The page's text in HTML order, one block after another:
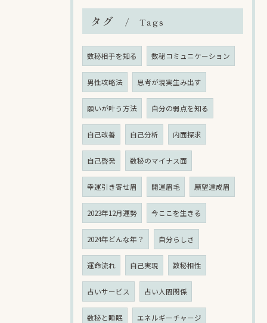
タグ Tags
数秘相手を知る 数秘コミュニケーション
男性攻略法 思考が現実生み出す
願いが叶う方法 自分の弱点を知る
自己改善 自己分析 内面探求
自己啓発 数秘のマイナス面
幸運引き寄せ眉 開運眉毛 願望達成眉
2023年12月運勢 今ここを生きる
2024年どんな年？ 自分らしさ
運命流れ 自己実現 数秘相性
占いサービス 占い人間関係
数秘と睡眠 エネルギーチャージ